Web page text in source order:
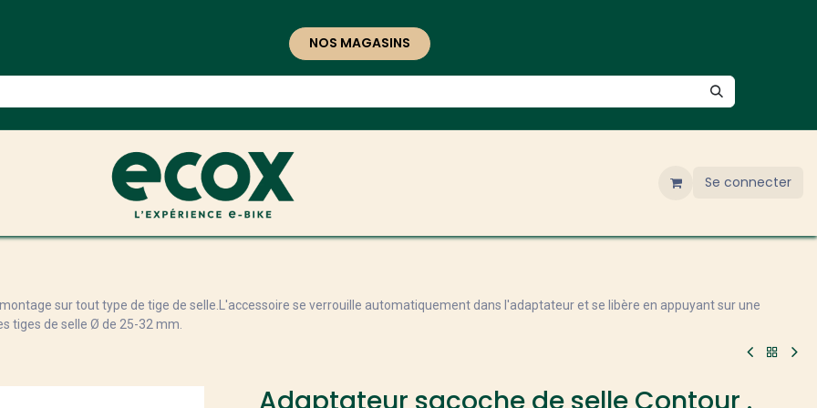
NOS MAGASINS
Se connecter
sur tout type de tige de selle.L'accessoire se verrouille automatiquement dans l'adaptateur et se libère en appuyant sur une
tiges de selle Ø de 25-32 mm.